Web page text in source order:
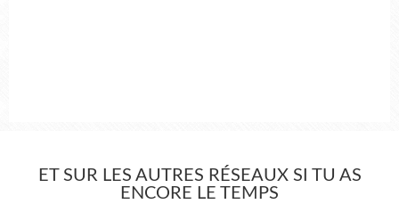
ET SUR LES AUTRES RÉSEAUX SI TU AS
ENCORE LE TEMPS